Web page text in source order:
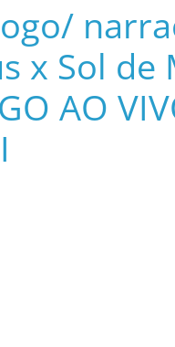
x Sol de
AO